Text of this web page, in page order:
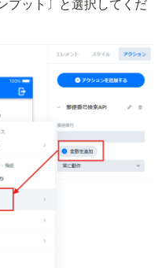
プット〕と選択してくだ